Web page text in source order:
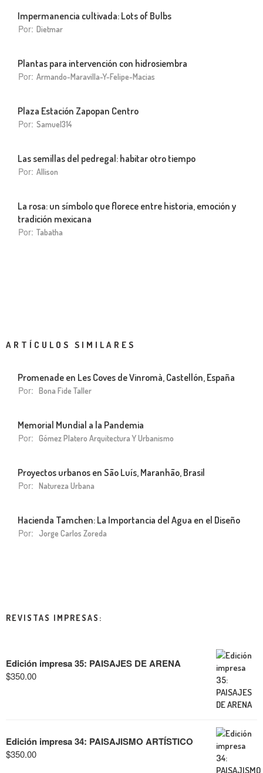
Impermanencia cultivada: Lots of Bulbs
Por: Dietmar
Plantas para intervención con hidrosiembra
Por: Armando-Maravilla-Y-Felipe-Macias
Plaza Estación Zapopan Centro
Por: Samuel314
Las semillas del pedregal: habitar otro tiempo
Por: Allison
La rosa: un símbolo que florece entre historia, emoción y
tradición mexicana
Por: Tabatha
ARTÍCULOS SIMILARES
Promenade en Les Coves de Vinromà, Castellón, España
Por: Bona Fide Taller
Memorial Mundial a la Pandemia
Por: Gómez Platero Arquitectura Y Urbanismo
Proyectos urbanos en São Luís, Maranhão, Brasil
Por: Natureza Urbana
Hacienda Tamchen: La Importancia del Agua en el Diseño
Por: Jorge Carlos Zoreda
REVISTAS IMPRESAS:
Edición impresa 35: PAISAJES DE ARENA
$350.00
Edición impresa 34: PAISAJISMO ARTÍSTICO
$350.00